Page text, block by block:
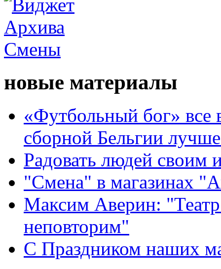
новые материалы
«Футбольный бог» все
сборной Бельгии
Радовать людей своим
"Смена" в магазинах
Максим Аверин:
неповторим"
С Праздником наших